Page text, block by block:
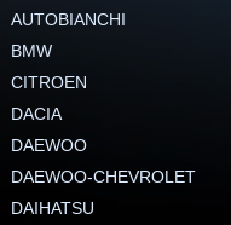
AUTOBIANCHI
BMW
CITROEN
DACIA
DAEWOO
DAEWOO-CHEVROLET
DAIHATSU